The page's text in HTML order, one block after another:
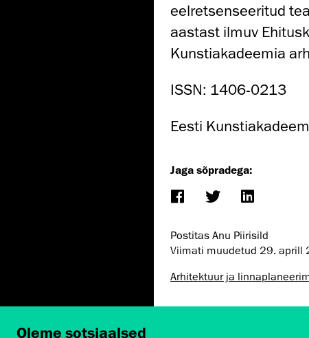
eelretsenseeritud
aastast ilmuv
Kunstiakadeemia
ISSN: 1406-0213
Eesti
Jaga sõpradega:
Postitas Anu Piirisild
Viimati muudetud 29. aprill
Arhitektuur ja
Oleme sotsiaalsed